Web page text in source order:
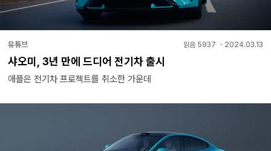
유튜브 읽음 5937 ・ 2024.03.13
샤오미, 3년 만에 드디어 전기차 출시
애플은 전기차 프로젝트를 취소한 가운데